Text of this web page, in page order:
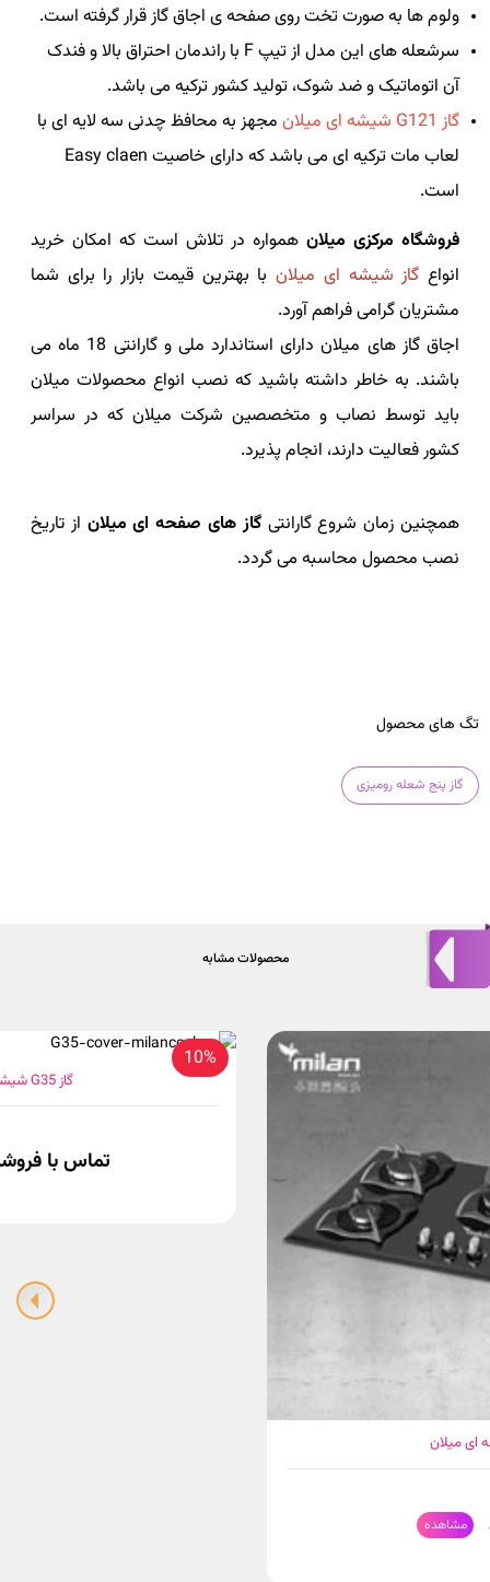
ولوم ها به صورت تخت روی صفحه ی اجاق گاز قرار گرفته است.
سرشعله های این مدل از تیپ F با راندمان احتراق بالا و فندک
آن اتوماتیک و ضد شوک، تولید کشور ترکیه می باشد.
گاز G121 شیشه ای میلان
مجهز به محافظ چدنی سه لایه ای با
لعاب مات ترکیه ای می باشد که دارای خاصیت Easy claen
است.
فروشگاه مرکزی میلان همواره در تلاش است که امکان خرید
انواع گاز شیشه ای میلانبا بهترین قیمت بازار را برای شما
مشتریان گرامی فراهم آورد.
اجاق گاز های میلان دارای استاندارد ملی و گارانتی 18 ماه می
باشند. به خاطر داشته باشید که نصب انواع محصولات میلان
باید توسط نصاب و متخصصین شرکت میلان که در سراسر
کشور فعالیت دارند، انجام پذیرد.
همچنین زمان شروع گارانتیگاز های صفحه ای میلان از تاریخ
نصب محصول محاسبه می گردد.
تگ های محصول
گاز پنج شعله رومیزی
محصولات مشابه
گاز G35 شیشه ای میلان